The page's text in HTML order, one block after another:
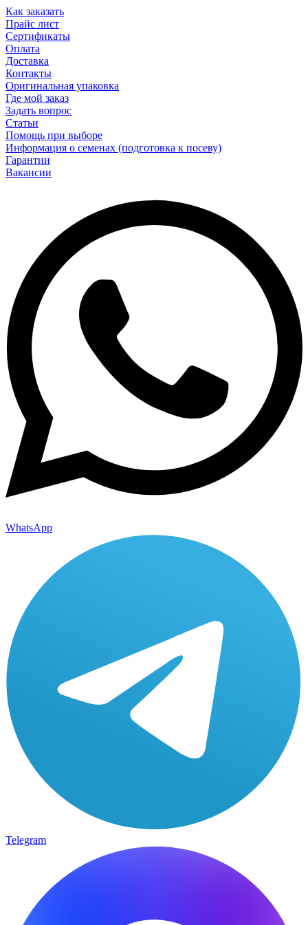
Как заказать
Прайс лист
Сертификаты
Оплата
Доставка
Контакты
Оригинальная упаковка
Где мой заказ
Задать вопрос
Статьи
Помощь при выборе
Информация о семенах (подготовка к посеву)
Гарантии
Вакансии
WhatsApp
Telegram